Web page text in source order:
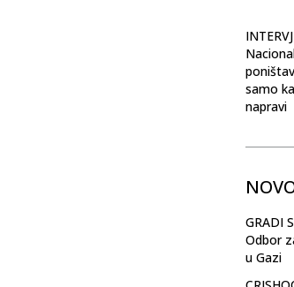
samo
napravi
GRADI
Odbor
u Gazi